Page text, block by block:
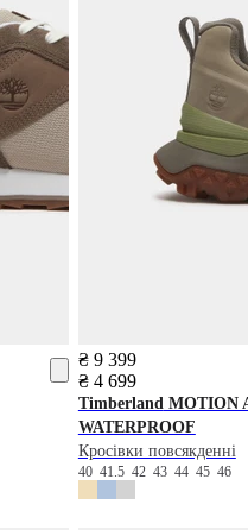
₴ 9 399
₴ 4 699
Timberland MOTION
WATERPROOF
Кросівки повсякденні
40 41.5 42 43 44 45 46